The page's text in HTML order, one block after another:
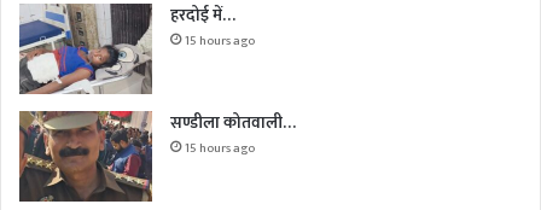
हरदोई में…
15 hours ago
सण्डीला कोतवाली…
15 hours ago